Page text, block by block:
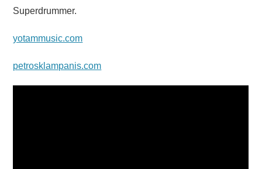
Superdrummer.
yotammusic.com
petrosklampanis.com